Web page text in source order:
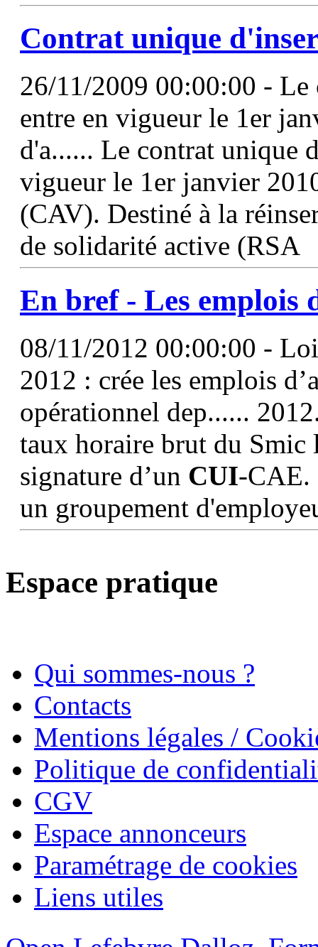
Contrat unique
26/11/2009 00:00:00 -
entre en vigueur le 1er
d'a...... Le contrat unique
vigueur le 1er janvier
(CAV). Destiné à la
de solidarité active (RSA
En bref - Les emplois
08/11/2012 00:00:00 -
2012 : crée les emplois
opérationnel dep......
taux horaire brut du Smic
signature d’un CUI-CAE.
un groupement
Espace pratique
Qui sommes-nous ?
Contacts
Mentions légales /
Politique de
CGV
Espace annonceurs
Paramétrage de cookies
Liens utiles